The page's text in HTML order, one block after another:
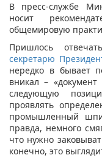
В пресс-службе
носит
общемировую
Пришлось
секретарю
нередко в бывает
вникал –
следующую
проявлять
промышленный
правда, немного
что нужно
конечно, это